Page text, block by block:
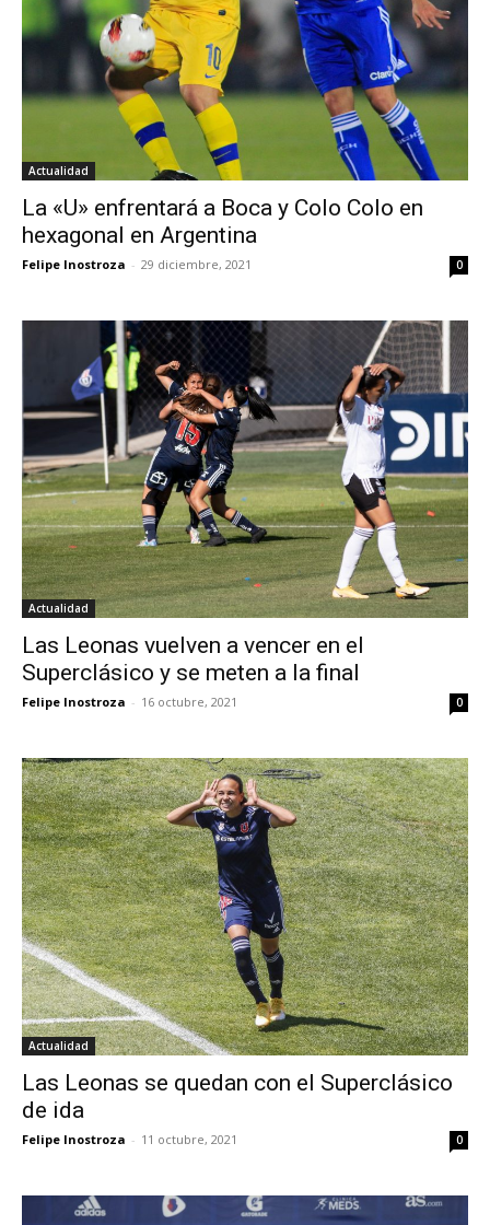
Actualidad
La «U» enfrentará a Boca y Colo Colo en
hexagonal en Argentina
Felipe Inostroza - 29 diciembre, 2021 0
Actualidad
Las Leonas vuelven a vencer en el
Superclásico y se meten a la final
Felipe Inostroza - 16 octubre, 2021 0
Actualidad
Las Leonas se quedan con el Superclásico
de ida
Felipe Inostroza - 11 octubre, 2021 0